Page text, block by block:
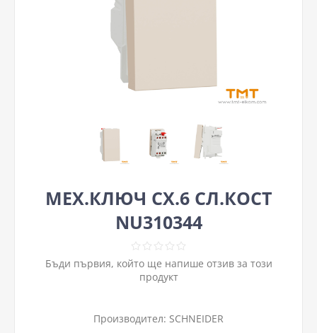
МЕХ.КЛЮЧ СХ.6 СЛ.КОСТ
NU310344
Бъди първия, който ще напише отзив за този
продукт
Производител: SCHNEIDER